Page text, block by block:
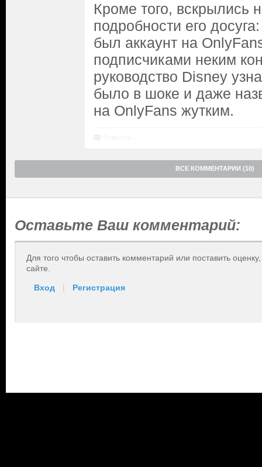
Кроме того, вскрылись
подробности его
был аккаунт на
подписчиками неким
руководство Disney
было в шоке и даже
на OnlyFans жутким.
ВСЕ КОММЕНТАРИИ (10)
Оставьте Ваш комментарий:
Для того чтобы оставить комментарий или поставить
сайте.
Вход | Регистрация